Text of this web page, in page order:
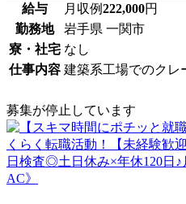
給与 月収例222,000円
勤務地
岩手県 一関市
寮・社宅 なし
仕事内容 建築系工場でのクレ
募集が停止しています